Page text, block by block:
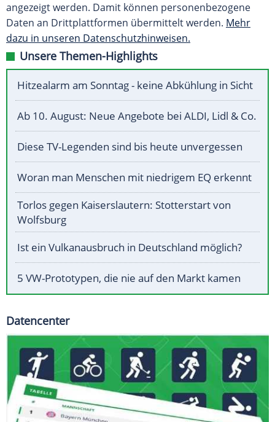
angezeigt werden. Damit können personenbezogene
Daten an Drittplattformen übermittelt werden. Mehr
dazu in unseren Datenschutzhinweisen.
Unsere Themen-Highlights
Hitzealarm am Sonntag - keine Abkühlung in Sicht
Ab 10. August: Neue Angebote bei ALDI, Lidl & Co.
Diese TV-Legenden sind bis heute unvergessen
Woran man Menschen mit niedrigem EQ erkennt
Torlos gegen Kaiserslautern: Stotterstart von
Wolfsburg
Ist ein Vulkanausbruch in Deutschland möglich?
5 VW-Prototypen, die nie auf den Markt kamen
Datencenter